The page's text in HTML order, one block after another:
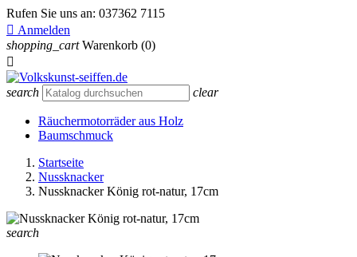
Rufen Sie uns an: 037362 7115
 Anmelden
shopping_cart Warenkorb (0)

search clear
Räuchermotorräder aus Holz
Baumschmuck
Startseite
Nussknacker
Nussknacker König rot-natur, 17cm
search